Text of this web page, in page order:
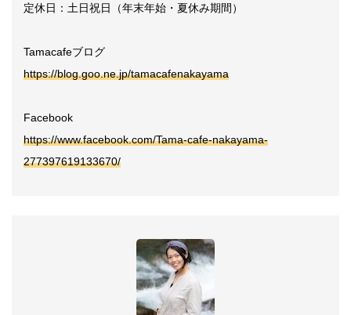
定休日：土日祝日（年末年始・夏休み期間）
Tamacafeブログ
https://blog.goo.ne.jp/tamacafenakayama
Facebook
https://www.facebook.com/Tama-cafe-nakayama-
277397619133670/